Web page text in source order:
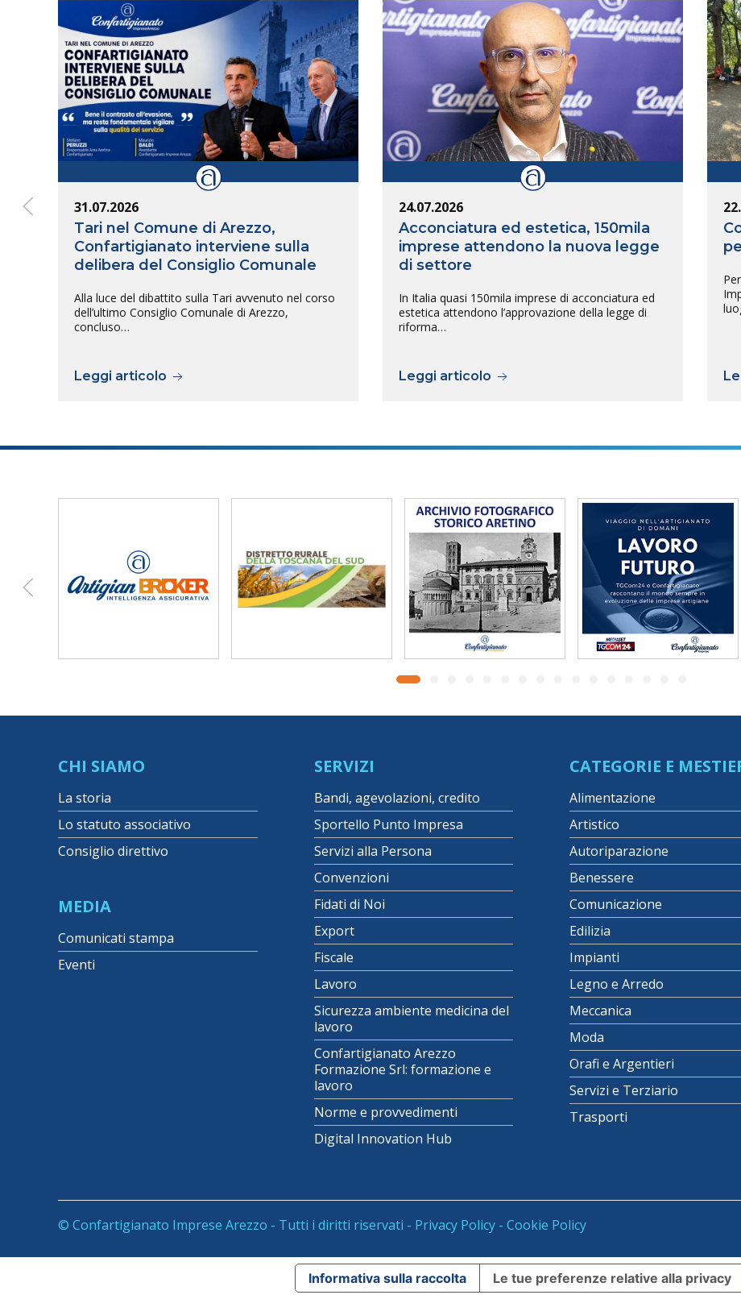
31.07.2026
Tari nel Comune di Arezzo,
Confartigianato interviene sulla
delibera del Consiglio Comunale
Alla luce del dibattito sulla Tari avvenuto nel corso
dell’ultimo Consiglio Comunale di Arezzo,
concluso…
Leggi articolo
24.07.2026
Acconciatura ed estetica, 150mila
imprese attendono la nuova legge
di settore
In Italia quasi 150mila imprese di acconciatura ed
estetica attendono l’approvazione della legge di
riforma…
Leggi articolo
CHI SIAMO
La storia
Lo statuto associativo
Consiglio direttivo
MEDIA
Comunicati stampa
Eventi
SERVIZI
Bandi, agevolazioni, credito
Sportello Punto Impresa
Servizi alla Persona
Convenzioni
Fidati di Noi
Export
Fiscale
Lavoro
Sicurezza ambiente medicina del
lavoro
Confartigianato Arezzo
Formazione Srl: formazione e
lavoro
Norme e provvedimenti
Digital Innovation Hub
CATEGORIE E
Alimentazione
Artistico
Autoriparazione
Benessere
Comunicazione
Edilizia
Impianti
Legno e Arredo
Meccanica
Moda
Orafi e Argentieri
Servizi e Terziario
Trasporti
© Confartigianato Imprese Arezzo - Tutti i diritti riservati - Privacy Policy - Cookie Policy
Informativa sulla raccolta Le tue preferenze relative alla privacy